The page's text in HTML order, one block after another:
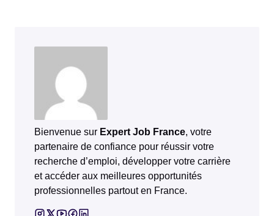
Bienvenue sur Expert Job France, votre
partenaire de confiance pour réussir votre
recherche d’emploi, développer votre carrière
et accéder aux meilleures opportunités
professionnelles partout en France.